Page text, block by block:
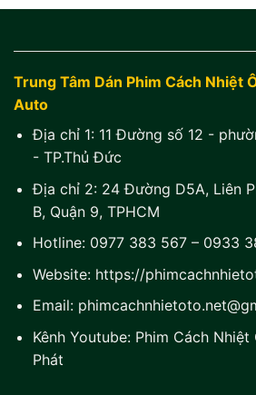
Trung Tâm Dán Phim Cách Nhiệt
Auto
Địa chỉ 1: 11 Đường số 12 -
- TP.Thủ Đức
Địa chỉ 2: 24 Đường D5A, Liên
B, Quận 9, TPHCM
Hotline: 0977 383 567– 0933
Website: https://
Email:
Kênh Youtube: Phim Cách
Phát